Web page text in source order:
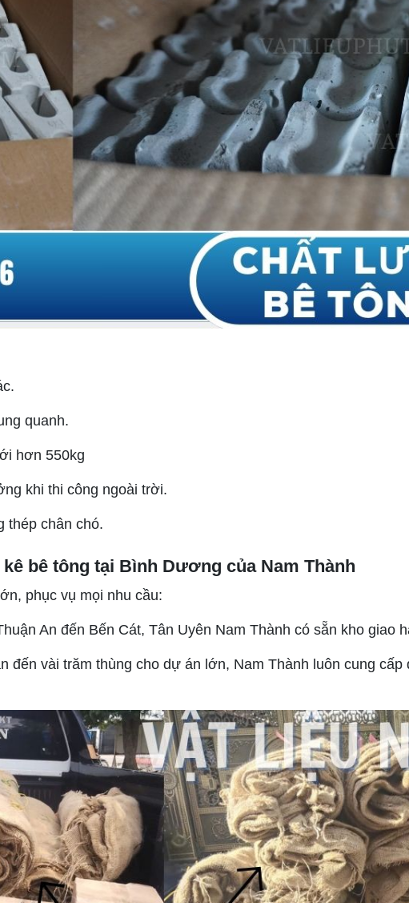
quanh.
hơn 550kg
khi thi công ngoài trời.
thép chân chó.
bê tông tại Bình Dương của Nam Thành
phục vụ mọi nhu cầu:
An đến Bến Cát, Tân Uyên Nam Thành có sẵn kho giao
đến vài trăm thùng cho dự án lớn, Nam Thành luôn cung